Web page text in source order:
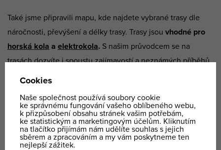
Také jsme připravili mapu, kde najdete vybrané trasy dle
náročnosti, převýšení a délky trasy. Trasy jsou vhodné pro
horská kola a elektrokola. S našim průvodcem se na
trasách dozvíte i spoustu zajímavostí a neznámých příběhů.
MAPA ZDE
Ceník
Průvodce
2900